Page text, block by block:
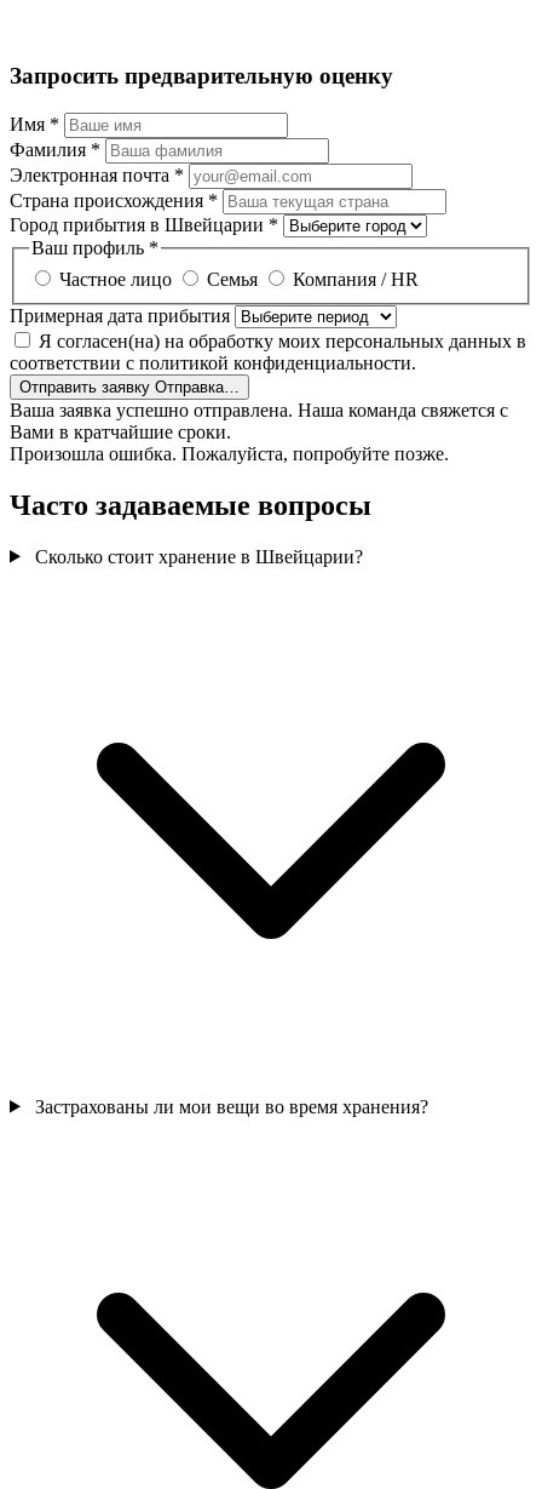
Запросить предварительную оценку
Имя *
Фамилия *
Электронная почта *
Страна происхождения *
Город прибытия в Швейцарии *
Ваш профиль *
Частное лицо
Семья
Компания / HR
Примерная дата прибытия
Я согласен(на) на обработку моих персональных данных в
соответствии с политикой конфиденциальности.
Отправить заявку Отправка…
Ваша заявка успешно отправлена. Наша команда свяжется с
Вами в кратчайшие сроки.
Произошла ошибка. Пожалуйста, попробуйте позже.
Часто задаваемые вопросы
Сколько стоит хранение в Швейцарии?
Застрахованы ли мои вещи во время хранения?